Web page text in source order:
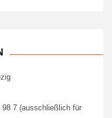
98 7 (ausschließlich für